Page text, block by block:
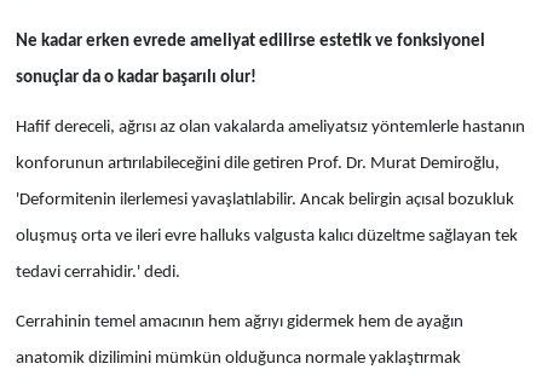
Ne kadar erken evrede ameliyat edilirse estetik ve fonksiyonel
sonuçlar da o kadar başarılı olur!
Hafif dereceli, ağrısı az olan vakalarda ameliyatsız yöntemlerle hastanın
konforunun artırılabileceğini dile getiren Prof. Dr. Murat Demiroğlu,
'Deformitenin ilerlemesi yavaşlatılabilir. Ancak belirgin açısal bozukluk
oluşmuş orta ve ileri evre halluks valgusta kalıcı düzeltme sağlayan tek
tedavi cerrahidir.' dedi.
Cerrahinin temel amacının hem ağrıyı gidermek hem de ayağın
anatomik dizilimini mümkün olduğunca normale yaklaştırmak